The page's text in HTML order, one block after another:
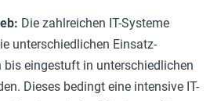
Die zahlreichen IT-Systeme
unterschiedlichen Einsatz-
eingestuft in unterschiedlichen
Dieses bedingt eine intensive IT-